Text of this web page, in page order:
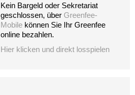
Kein Bargeld oder Sekretariat
geschlossen, über Greenfee-
Mobile können Sie Ihr Greenfee
online bezahlen.
Hier klicken und direkt losspielen